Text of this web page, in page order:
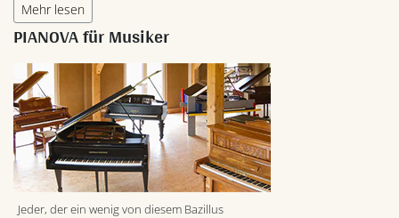
Mehr lesen
PIANOVA für Musiker
Jeder, der ein wenig von diesem Bazillus